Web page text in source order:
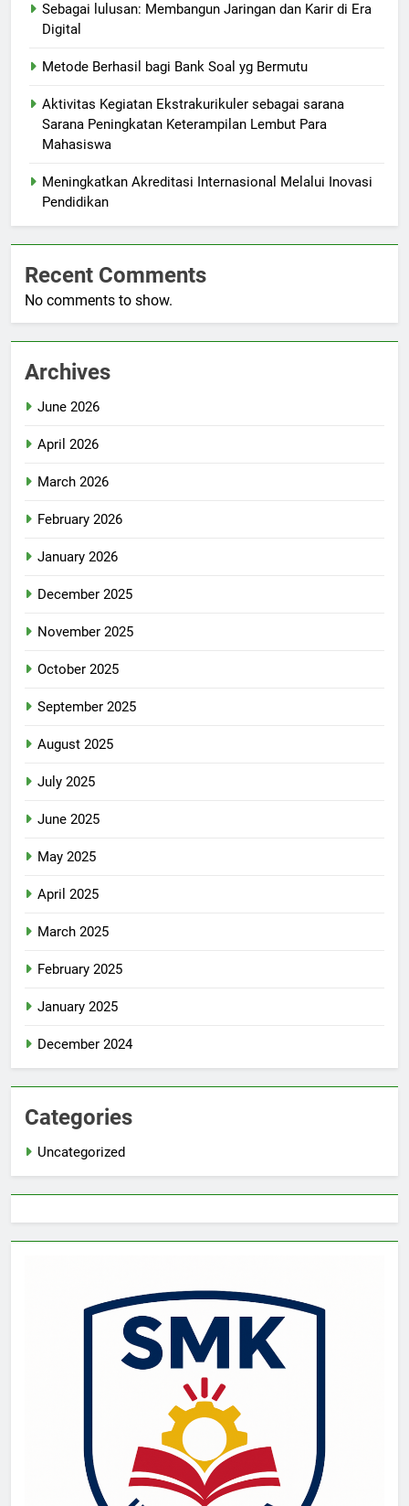
Sebagai lulusan: Membangun Jaringan dan Karir di Era
Digital
Metode Berhasil bagi Bank Soal yg Bermutu
Aktivitas Kegiatan Ekstrakurikuler sebagai sarana
Sarana Peningkatan Keterampilan Lembut Para
Mahasiswa
Meningkatkan Akreditasi Internasional Melalui Inovasi
Pendidikan
Recent Comments
No comments to show.
Archives
June 2026
April 2026
March 2026
February 2026
January 2026
December 2025
November 2025
October 2025
September 2025
August 2025
July 2025
June 2025
May 2025
April 2025
March 2025
February 2025
January 2025
December 2024
Categories
Uncategorized